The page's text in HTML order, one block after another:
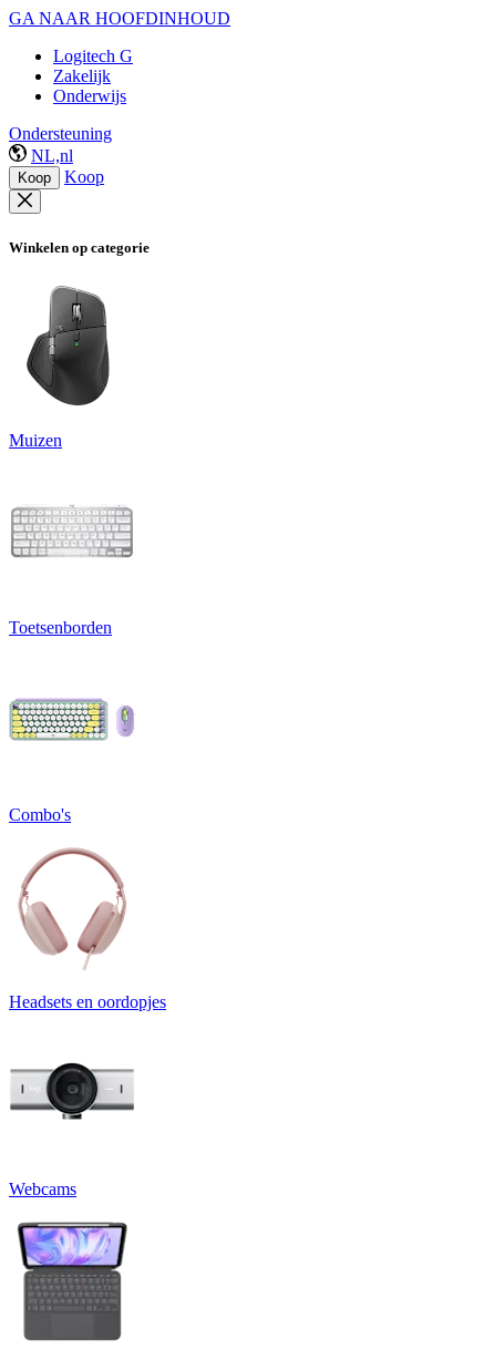
GA NAAR HOOFDINHOUD
Logitech G
Zakelijk
Onderwijs
Ondersteuning
NL,nl
Koop Koop
Winkelen op categorie
Muizen
Toetsenborden
Combo's
Headsets en oordopjes
Webcams